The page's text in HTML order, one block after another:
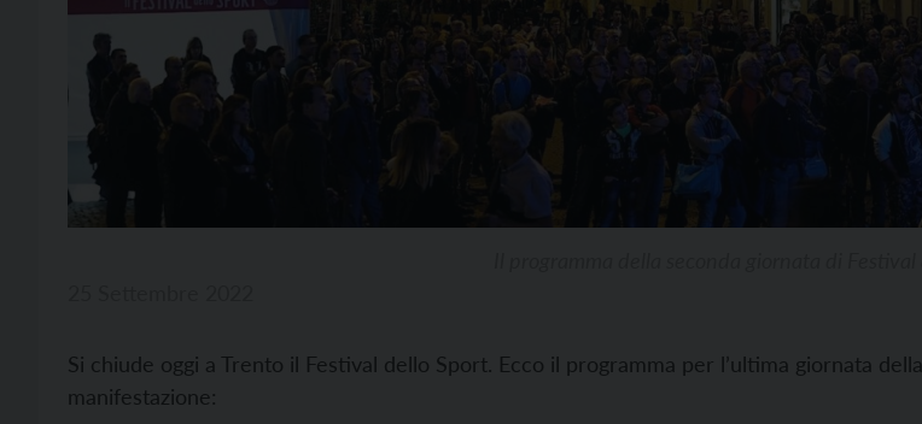
Si chiude oggi a Trento il Festival dello Sport. Ecco il programma per l’ultima giornata della
manifestazione: